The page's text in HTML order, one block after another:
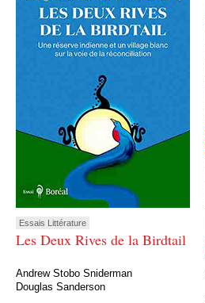
Essais Littérature
Les Deux Rives de la Birdtail
Andrew Stobo Sniderman
Douglas Sanderson